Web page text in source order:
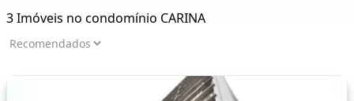
3 Imóveis no condomínio CARINA